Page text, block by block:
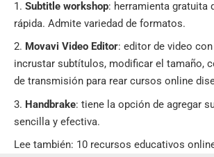
Subtitle workshop: herramienta gratuita
rápida. Admite variedad de formatos.
Movavi Video Editor: editor de video
incrustar subtítulos, modificar el tamaño,
de transmisión para rear cursos online
Handbrake: tiene la opción de agregar
sencilla y efectiva.
Lee también: 10 recursos educativos